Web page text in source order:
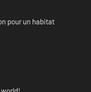
pour un habitat